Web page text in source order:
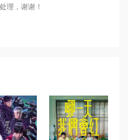
理，谢谢！